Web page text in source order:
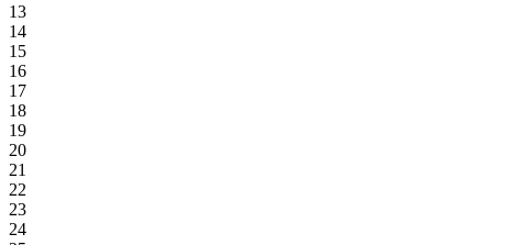
13
14
15
16
17
18
19
20
21
22
23
24